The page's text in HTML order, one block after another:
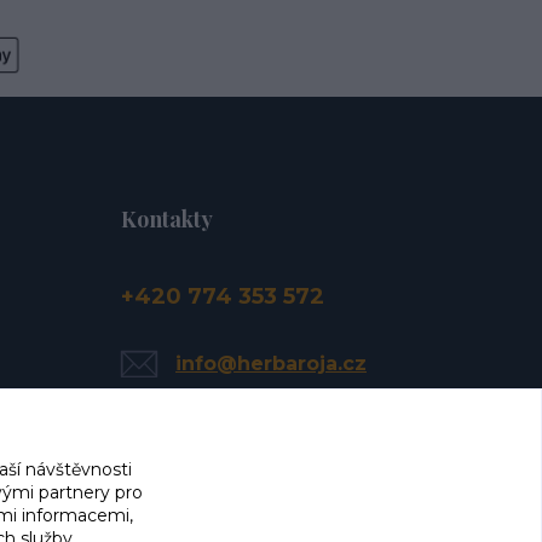
Kontakty
+420 774 353 572
info@herbaroja.cz
návštěvnosti
partnery pro
informacemi,